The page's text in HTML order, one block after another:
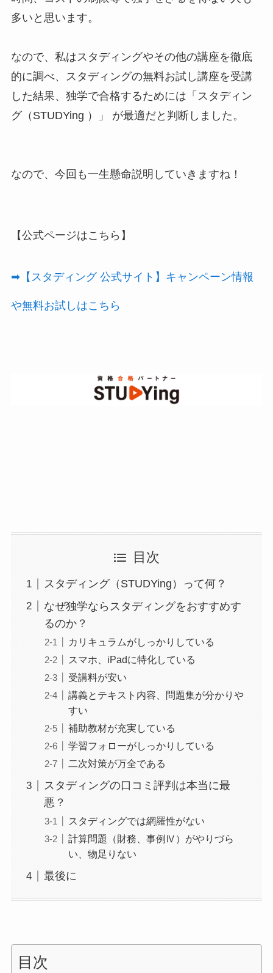
多いと思います。
なので、私はスタディングやその他の講座を徹底
的に調べ、スタディングの無料お試し講座を受講
した結果、独学で合格するためには「スタディン
グ（STUDYing ）」 が最適だと判断しました。
なので、今回も一生懸命説明していきますね！
【公式ページはこちら】
➡【スタディング 公式サイト】キャンペーン情報
や無料お試しはこちら
目次
スタディング（STUDYing）って何？
なぜ独学ならスタディングをおすすめす
るのか？
カリキュラムがしっかりしている
スマホ、iPadに特化している
受講料が安い
講義とテキスト内容、問題集が分かりや
すい
補助教材が充実している
学習フォローがしっかりしている
二次対策が万全である
スタディングの口コミ評判は本当に最
悪？
スタディングでは網羅性がない
計算問題（財務、事例Ⅳ）がやりづら
い、物足りない
最後に
目次